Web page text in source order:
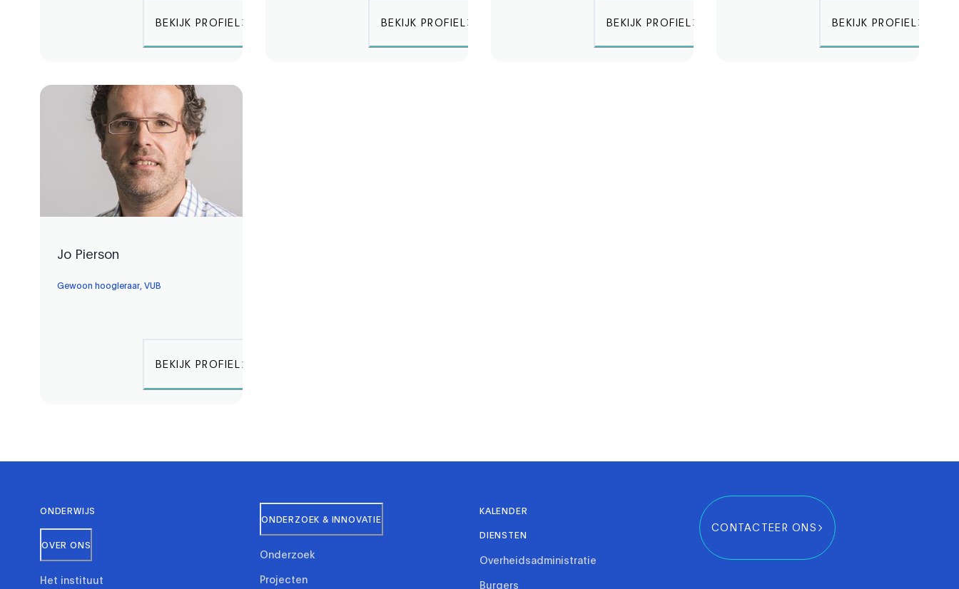
BEKIJK PROFIEL BEKIJK PROFIEL BEKIJK PROFIEL BEKIJK PROFIEL
Jo Pierson
Gewoon hoogleraar, VUB
BEKIJK PROFIEL
ONDERWIJS
OVER ONS
Het instituut
ONDERZOEK & INNOVATIE
Onderzoek
Projecten
KALENDER
DIENSTEN
Overheidsadministratie
Burgers
CONTACTEER ONS